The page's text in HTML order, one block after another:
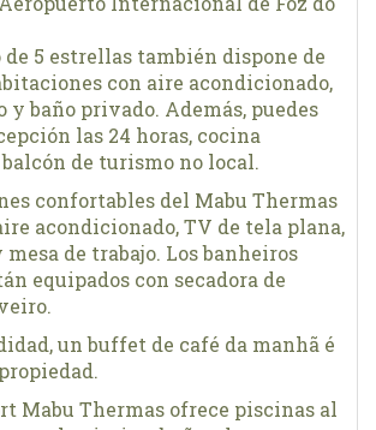
de 5 estrellas también dispone de
con aire acondicionado,
baño privado. Además, puedes
las 24 horas, cocina
de turismo no local.
confortables del Mabu Thermas
acondicionado, TV de tela plana,
de trabajo. Los banheiros
equipados con secadora de
un buffet de café da manhã é
Mabu Thermas ofrece piscinas al